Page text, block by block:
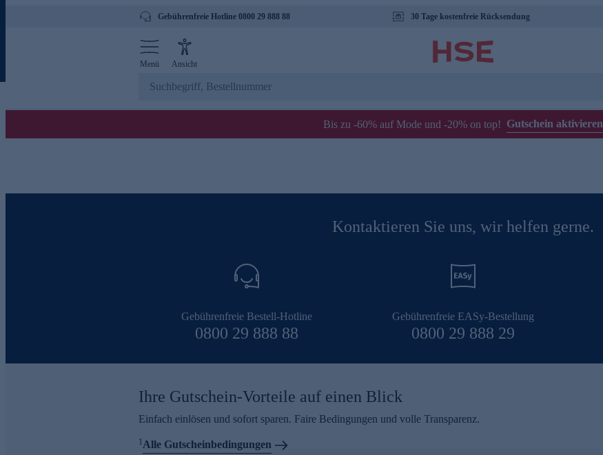
Gebührenfreie Hotline 0800 29 888 88 30 Tage kostenfreie Rücksendung
Menü Ansicht
Bis zu -60% auf Mode und -20% on top! Gutschein aktivieren
Kontaktieren Sie uns, wir helfen gerne.
Gebührenfreie Bestell-Hotline
0800 29 888 88
Gebührenfreie EASy-Bestellung
0800 29 888 29
Ihre Gutschein-Vorteile auf einen Blick
Einfach einlösen und sofort sparen. Faire Bedingungen und volle Transparenz.
1Alle Gutscheinbedingungen